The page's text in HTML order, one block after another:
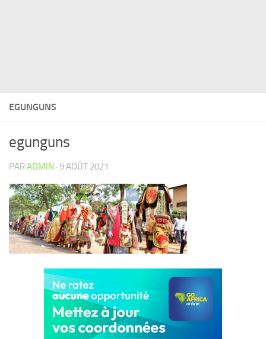
EGUNGUNS
egunguns
PARADMIN · 9 AOÛT 2021